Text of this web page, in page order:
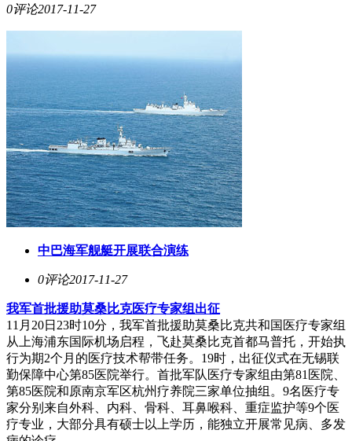
0评论2017-11-27
中巴海军舰艇开展联合演练
0评论2017-11-27
我军首批援助莫桑比克医疗专家组出征
11月20日23时10分，我军首批援助莫桑比克共和国医疗专家组
从上海浦东国际机场启程，飞赴莫桑比克首都马普托，开始执
行为期2个月的医疗技术帮带任务。19时，出征仪式在无锡联
勤保障中心第85医院举行。首批军队医疗专家组由第81医院、
第85医院和原南京军区杭州疗养院三家单位抽组。9名医疗专
家分别来自外科、内科、骨科、耳鼻喉科、重症监护等9个医
疗专业，大部分具有硕士以上学历，能独立开展常见病、多发